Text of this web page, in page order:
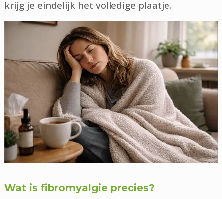
krijg je eindelijk het volledige plaatje.
Wat is fibromyalgie precies?